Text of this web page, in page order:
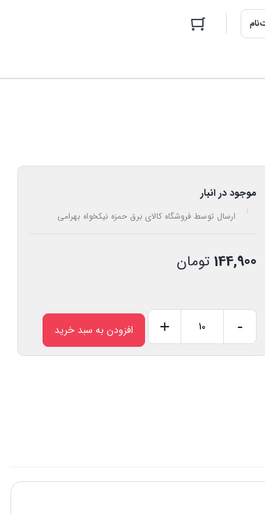
موجود در انبار
ارسال توسط فروشگاه کالای برق حمزه نیکخواه بهرامی
144,900 تومان
ال
-
+ افزودن به سبد خرید